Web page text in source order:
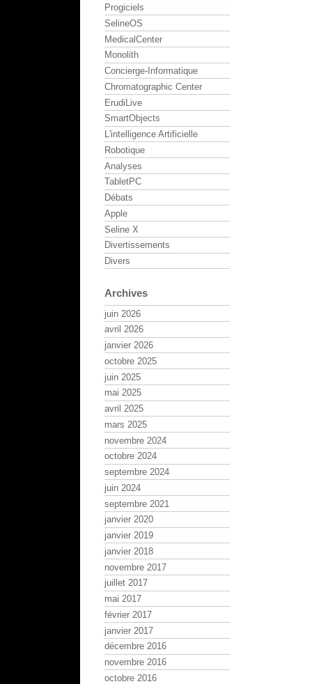
Progiciels
SelineOS
MedicalCenter
Monolith
Concierge-Informatique
Chromatographic Center
ErudiLive
SmartObjects
L'intelligence Artificielle
Robotique
Analyses
TabletPC
Débats
Apple
Seline X
Divertissements
Divers
Archives
juin 2026
avril 2026
janvier 2026
octobre 2025
juin 2025
mai 2025
avril 2025
mars 2025
novembre 2024
octobre 2024
septembre 2024
juin 2024
septembre 2021
janvier 2020
janvier 2019
janvier 2018
novembre 2017
juillet 2017
mai 2017
février 2017
janvier 2017
décembre 2016
novembre 2016
octobre 2016